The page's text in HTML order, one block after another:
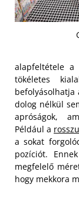
alapfeltétele a
tökéletes
dolog nélkül
apróságok,
Például a
a sokat
pozíciót.
megfelelő
hogy mekkora